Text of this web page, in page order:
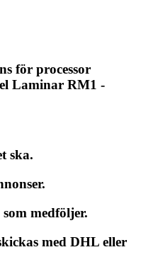
för processor
Laminar RM1 -
ska.
medföljer.
med DHL eller